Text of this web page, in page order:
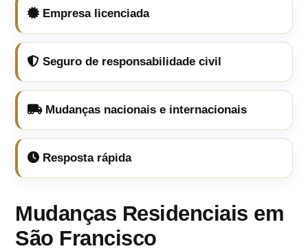
Empresa licenciada
Seguro de responsabilidade civil
Mudanças nacionais e internacionais
Resposta rápida
Mudanças Residenciais em
São Francisco